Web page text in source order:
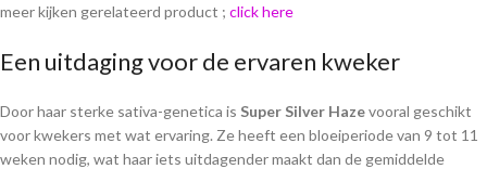
meer kijken gerelateerd product ; click here
Een uitdaging voor de ervaren kweker
Door haar sterke sativa-genetica is Super Silver Hazevooral geschikt
voor kwekers met wat ervaring. Ze heeft een bloeiperiode van 9 tot 11
weken nodig, wat haar iets uitdagender maakt dan de gemiddelde